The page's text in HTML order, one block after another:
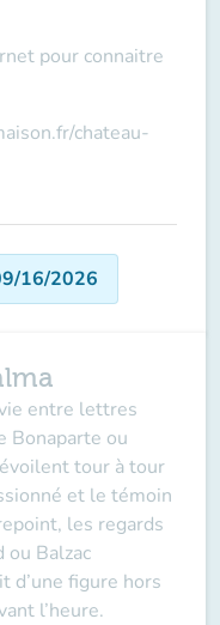
pour connaitre
chateau-
16/2026
entre lettres
Bonaparte ou
tour à tour
et le témoin
les regards
ou Balzac
d’une figure hors
l’heure.